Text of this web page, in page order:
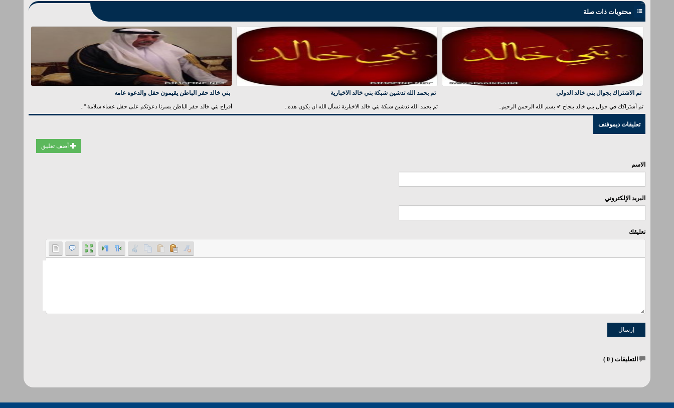
محتويات ذات صلة
تم الاشتراك بجوال بني خالد الدولي
تم أشتراكك في جوال بني خالد بنجاح ✔ بسم الله الرحمن الرحيم..
تم بحمد الله تدشين شبكة بني خالد الاخبارية
تم بحمد الله تدشين شبكة بني خالد الاخبارية نسأل الله ان يكون هذه..
بني خالد حفر الباطن يقيمون حفل والدعوه عامه
أفراح بني خالد حفر الباطن يسرنا دعوتكم على حفل عشاء سلامة "..
تعليقات ديموفنف
أضف تعليق
الاسم
البريد الإلكتروني
تعليقك
التعليقات ( 0
)